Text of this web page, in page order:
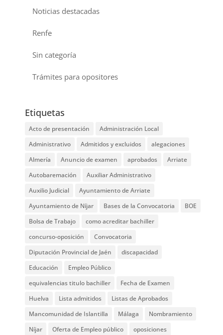
Noticias destacadas
Renfe
Sin categoría
Trámites para opositores
Etiquetas
Acto de presentación
Administración Local
Administrativo
Admitidos y excluidos
alegaciones
Almería
Anuncio de examen aprobados
Arriate
Autobaremación
Auxiliar Administrativo
Auxilio Judicial
Ayuntamiento de Arriate
Ayuntamiento de Níjar
Bases de la Convocatoria
BOE
Bolsa de Trabajo
como acreditar bachiller
concurso-oposición
Convocatoria
Diputación Provincial de Jaén
discapacidad
Educación
Empleo Público
equivalencias titulo bachiller
Fecha de Examen
Huelva
Lista admitidos
Listas de Aprobados
Mancomunidad de Islantilla
Málaga
Nombramiento
Níjar
Oferta de Empleo público
oposiciones